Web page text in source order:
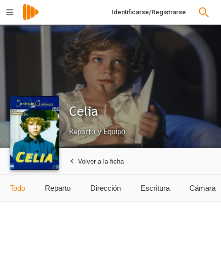
Identificarse/Registrarse
Celia
Reparto y Equipo
Volver a la ficha
Todo Reparto Dirección Escritura Cámara